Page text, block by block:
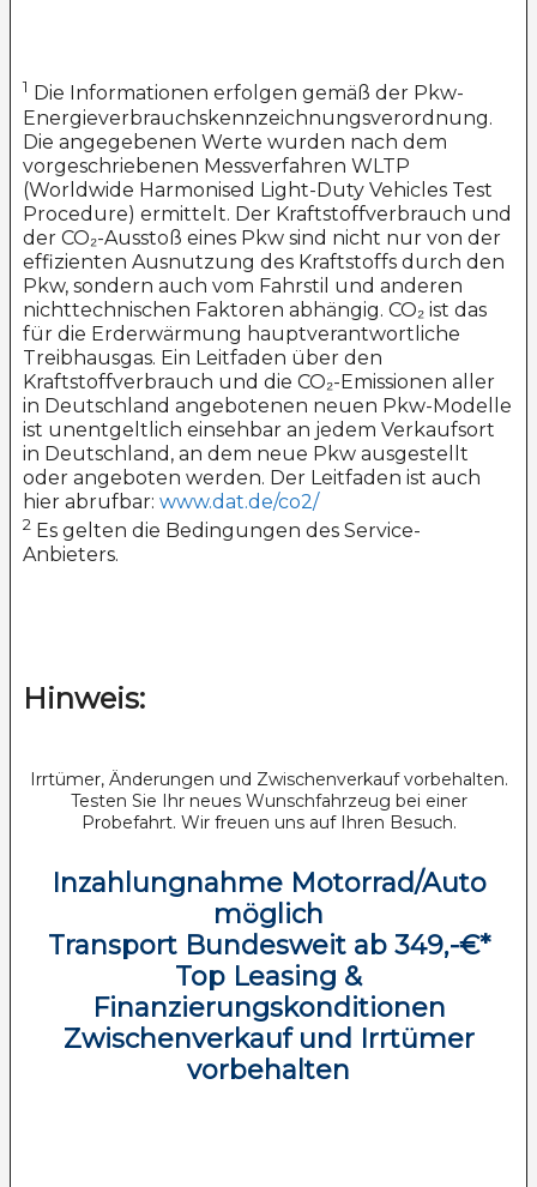
1 Die Informationen erfolgen gemäß der Pkw-
Energieverbrauchskennzeichnungsverordnung.
Die angegebenen Werte wurden nach dem
vorgeschriebenen Messverfahren WLTP
(Worldwide Harmonised Light-Duty Vehicles Test
Procedure) ermittelt. Der Kraftstoffverbrauch und
der CO₂-Ausstoß eines Pkw sind nicht nur von der
effizienten Ausnutzung des Kraftstoffs durch den
Pkw, sondern auch vom Fahrstil und anderen
nichttechnischen Faktoren abhängig. CO₂ ist das
für die Erderwärmung hauptverantwortliche
Treibhausgas. Ein Leitfaden über den
Kraftstoffverbrauch und die CO₂-Emissionen aller
in Deutschland angebotenen neuen Pkw-Modelle
ist unentgeltlich einsehbar an jedem Verkaufsort
in Deutschland, an dem neue Pkw ausgestellt
oder angeboten werden. Der Leitfaden ist auch
hier abrufbar: www.dat.de/co2/
2 Es gelten die Bedingungen des Service-
Anbieters.
Hinweis:
Irrtümer, Änderungen und Zwischenverkauf vorbehalten.
Testen Sie Ihr neues Wunschfahrzeug bei einer
Probefahrt. Wir freuen uns auf Ihren Besuch.
Inzahlungnahme Motorrad/Auto
möglich
Transport Bundesweit ab 349,-€*
Top Leasing &
Finanzierungskonditionen
Zwischenverkauf und Irrtümer
vorbehalten